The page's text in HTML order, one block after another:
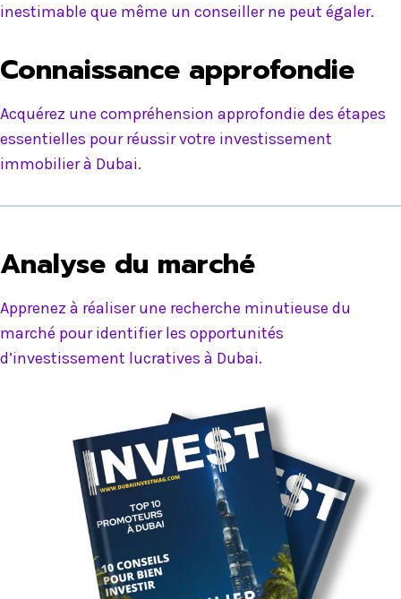
inestimable que même un conseiller ne peut égaler.
Connaissance approfondie
Acquérez une compréhension approfondie des étapes
essentielles pour réussir votre investissement
immobilier à Dubai.
Analyse du marché
Apprenez à réaliser une recherche minutieuse du
marché pour identifier les opportunités
d’investissement lucratives à Dubai.